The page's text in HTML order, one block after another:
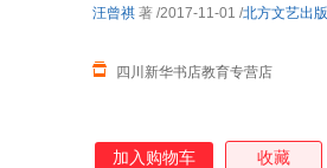
四川新华书店教育专营店
汪曾祺 著 /2017-11-01 /北方文艺出
加入购物车 收藏